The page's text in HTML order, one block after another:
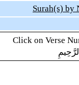
Surah(s) by
Click on Verse